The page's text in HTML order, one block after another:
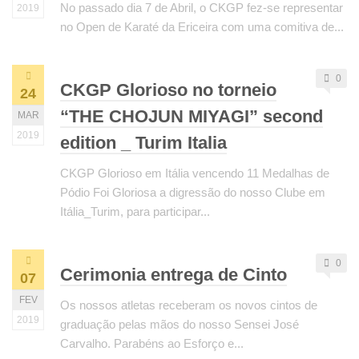
2019
No passado dia 7 de Abril, o CKGP fez-se representar
no Open de Karaté da Ericeira com uma comitiva de...
24
MAR
2019
0
CKGP Glorioso no torneio
“THE CHOJUN MIYAGI” second
edition _ Turim Italia
CKGP Glorioso em Itália vencendo 11 Medalhas de
Pódio Foi Gloriosa a digressão do nosso Clube em
Itália_Turim, para participar...
07
FEV
2019
0
Cerimonia entrega de Cinto
Os nossos atletas receberam os novos cintos de
graduação pelas mãos do nosso Sensei José
Carvalho. Parabéns ao Esforço e...